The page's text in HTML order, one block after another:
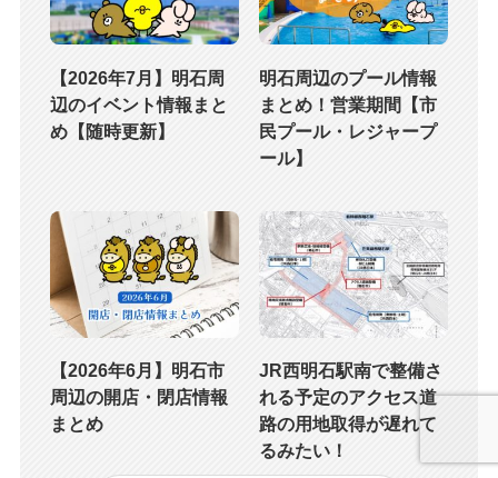
【2026年7月】明石周
辺のイベント情報まと
め【随時更新】
明石周辺のプール情報
まとめ！営業期間【市
民プール・レジャープ
ール】
【2026年6月】明石市
周辺の開店・閉店情報
まとめ
JR西明石駅南で整備さ
れる予定のアクセス道
路の用地取得が遅れて
るみたい！